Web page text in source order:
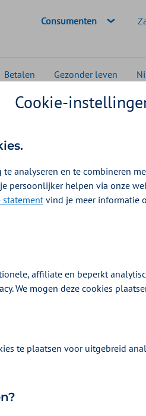
Geselecteerde doelgroep:
Consumenten
Betalen Gezonder leven
werken?
voor je is.
in de
Cookie-
analyseren en te combineren
persoonlijker helpen via onze
statementvind je meer informatie
affiliate en beperkt
We mogen deze cookies
te plaatsen voor uitgebreid